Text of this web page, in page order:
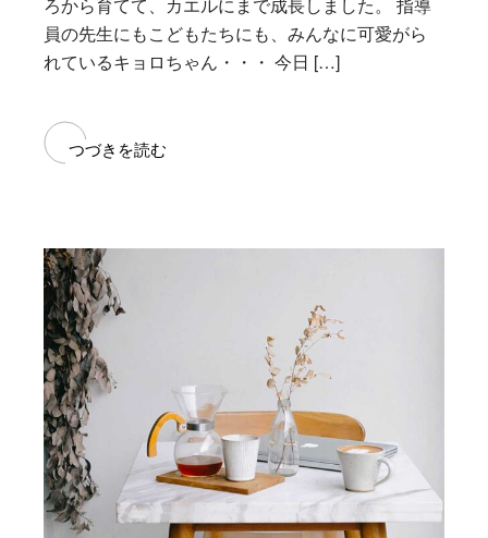
員の先生にもこどもたちにも、みんなに可愛がら
れているキョロちゃん・・・ 今日 […]
つづきを読む